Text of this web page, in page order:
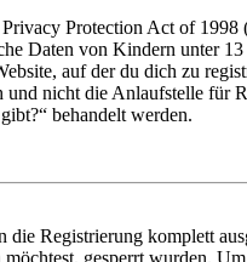
Protection Act of
Daten von Kindern unter
auf der du dich zu
und nicht die Anlaufstelle für
behandelt werden.
Registrierung komplett
gesperrt wurden.